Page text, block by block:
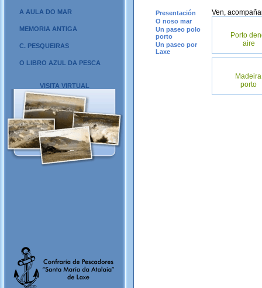
A AULA DO MAR
MEMORIA ANTIGA
C. PESQUEIRAS
O LIBRO AZUL DA PESCA
VISITA VIRTUAL
Presentación
O noso mar
Un paseo polo
porto
Un paseo por
Laxe
Ven,
Porto
aire
porto